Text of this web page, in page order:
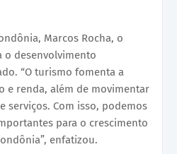
Marcos Rocha, o
o desenvolvimento
“O turismo fomenta a
e renda, além de movimentar
serviços. Com isso, podemos
para o crescimento
enfatizou.